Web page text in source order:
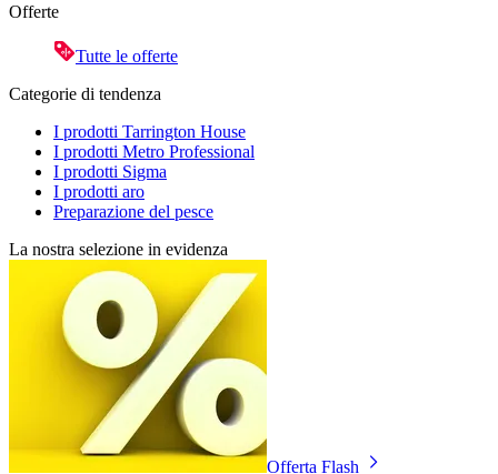
Offerte
Tutte le offerte
Categorie di tendenza
I prodotti Tarrington House
I prodotti Metro Professional
I prodotti Sigma
I prodotti aro
Preparazione del pesce
La nostra selezione in evidenza
Offerta Flash